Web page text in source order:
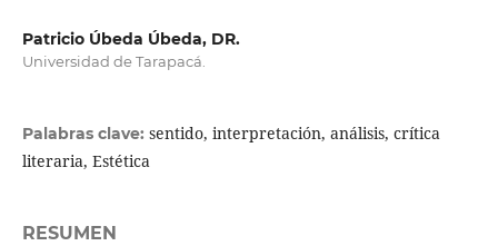
Patricio Úbeda Úbeda, DR.
Universidad de Tarapacá.
Palabras clave: sentido, interpretación, análisis, crítica
literaria, Estética
RESUMEN